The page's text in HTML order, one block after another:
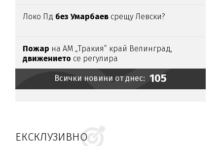
Локо Пд без Умарбаев срещу Левски?
Пожар на АМ „Тракия“ край Велинград,
движението се регулира
Всички новини от днес: 105
ЕКСКЛУЗИВНО